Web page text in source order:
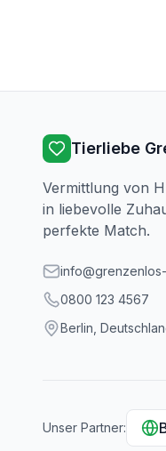
Tierliebe
Vermittlung von
in liebevolle
perfekte Match.
0800 123 4567
Berlin,
Unser Partner: